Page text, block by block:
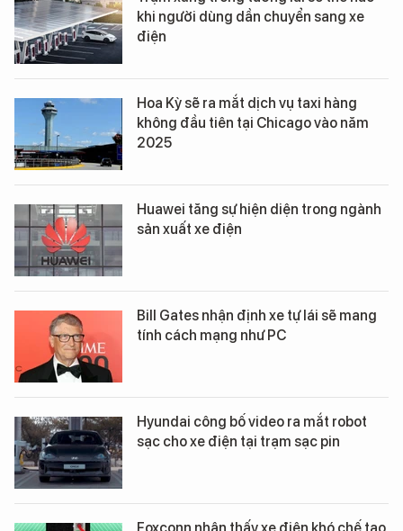
khi người dùng dần chuyển sang xe
điện
Hoa Kỳ sẽ ra mắt dịch vụ taxi hàng
không đầu tiên tại Chicago vào năm
2025
Huawei tăng sự hiện diện trong ngành
sản xuất xe điện
Bill Gates nhận định xe tự lái sẽ mang
tính cách mạng như PC
Hyundai công bố video ra mắt robot
sạc cho xe điện tại trạm sạc pin